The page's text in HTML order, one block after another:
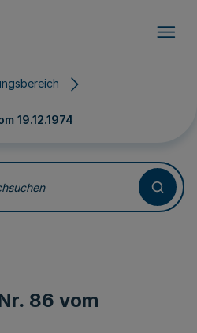
19.12.1974
86 vom